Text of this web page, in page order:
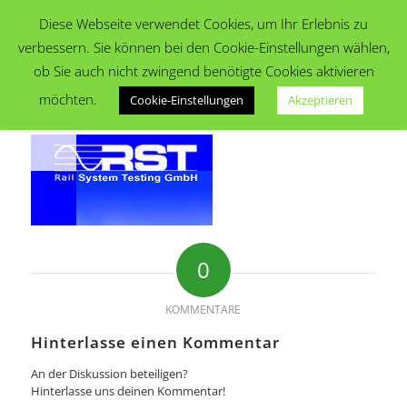
0
KOMMENTARE
Hinterlasse einen Kommentar
An der Diskussion beteiligen?
Hinterlasse uns deinen Kommentar!
Diese Webseite verwendet Cookies, um Ihr Erlebnis zu
verbessern. Sie können bei den Cookie-Einstellungen wählen,
ob Sie auch nicht zwingend benötigte Cookies aktivieren
möchten.
Cookie-Einstellungen Akzeptieren